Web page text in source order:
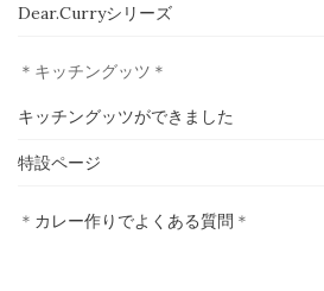
卸売について
Dear.Curryシリーズ
＊キッチングッツ＊
キッチングッツができました
特設ページ
＊ カレー作りでよくある質問 ＊